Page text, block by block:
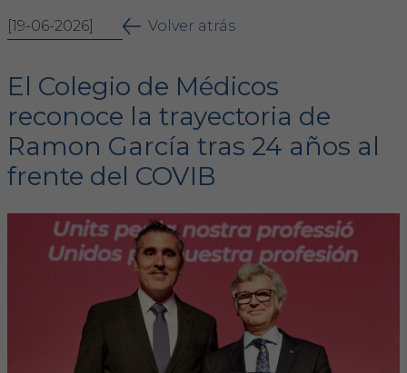
Área Colegial
FORMACIÓN
Formación COVIB
Formaciones de otras entidades
Certificados de formaciones COVIB
ACTUALIDAD
[19-06-2026] Volver atrás
El Colegio de Médicos
reconoce la trayectoria de
Ramon García tras 24 años al
frente del COVIB